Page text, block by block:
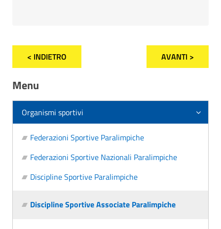
< INDIETRO AVANTI >
Menu
Organismi sportivi
Federazioni Sportive Paralimpiche
Federazioni Sportive Nazionali Paralimpiche
Discipline Sportive Paralimpiche
Discipline Sportive Associate Paralimpiche